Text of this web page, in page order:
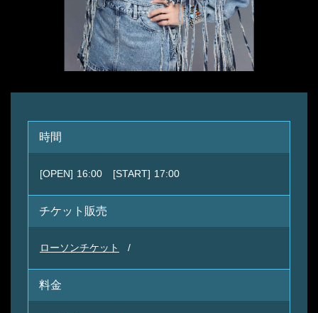
時間
[OPEN] 16:00 [START] 17:00
チケット販売
ローソンチケット
料金